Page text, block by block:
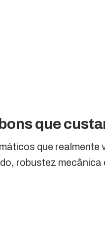
que
que realmente
robustez mecânica